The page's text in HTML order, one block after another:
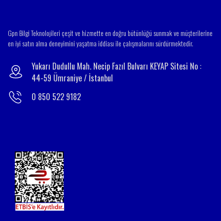
Gpn Bilgi Teknolojileri çeşit ve hizmette en doğru bütünlüğü sunmak ve müşterilerine
en iyi satın alma deneyimini yaşatma iddiası ile çalışmalarını sürdürmektedir.
Yukarı Dudullu Mah. Necip Fazıl Bulvarı KEYAP Sitesi No :
44-59 Ümraniye / İstanbul
0 850 522 9182